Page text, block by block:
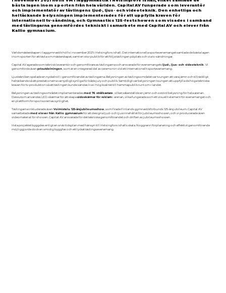
bästa lagen inom sporten från hela världen. Capital AV fungerade som leverantör
och implementatör av tävlingens ljud-, ljus- och videoteknik. Den enhetliga och
heltäckande belysningen implementerades för att uppfylla kraven för
internationell tv-sändning, och Gymnastics 125-festshowen som visades i samband
med tävlingarna genomfördes tekniskt i samarbete med Capital AV och elever från
Kallio gymnasium.
Världsmästerskapen i laggymnastik hölls i november 2021 i Helsingfors ishall. Det internationella sportevenemanget samlade de bästa lagen
inom sporten för att tävla om mästerskapet, samt en stor publik för att följa tävlingen på plats och via tv-sändningar.
Capital AV agerade som teknisk leverantör och genomförare av tävlingarna och ansvarade för evenemangetsljud-, ljus- och videoteknik . Vi
genomförde ävenprisutdelningen , som är en integrerad del av ceremonin vid ett internationellt sportevenemang.
Ljustekniken spelade en nyckelroll i genomförandet av tävlingarna. Belysningen av tävlingsområdet var tvungen att vara jämn och tillräckligt
heltäckande så att prestationerna var tydligt synliga för både jury och publik. Samtidigt var belysningen tvungen att uppfylla de höga tekniska
kraven för tv-produktion så att tävlingen kunde sändas live i hög kvalitet till hemmapublik runt om i landet.
Belysningen av tävlingsområdet implementeradesmed 76 strålkastare , vilket säkerställde en jämn och ostörd belysning för hela arenan.
Dessutom användes LED-skärmar för att skapasidoskärmar för reklami arenan, vilka fungerade som ett visuellt element för evenemanget och
en plattform för sponsorernas synlighet.
Tävlingarna inkluderade ävenVoimistelu 125-årsjubileumsshow , som firade Finlands gymnastikförbunds 125-årsjubileum. Capital AV
samarbetademed elever från Kallio gymnasiumför att designa ljud- och ljusinnehållet för jubileumsshowen, och vi producerade även
videomaterial för showen. Capital AV ansvarade för det tekniska genomförandet och driften av jubileumsshowen.
Hela projektet byggdes enligt en snäv tidsplan med hänsyn till Helsingfors ishalls skala. Noggrann förplanering och effektivt genomförande
möjliggjorde dock en smidig byggfas och ett lyckat tävlingsevenemang.